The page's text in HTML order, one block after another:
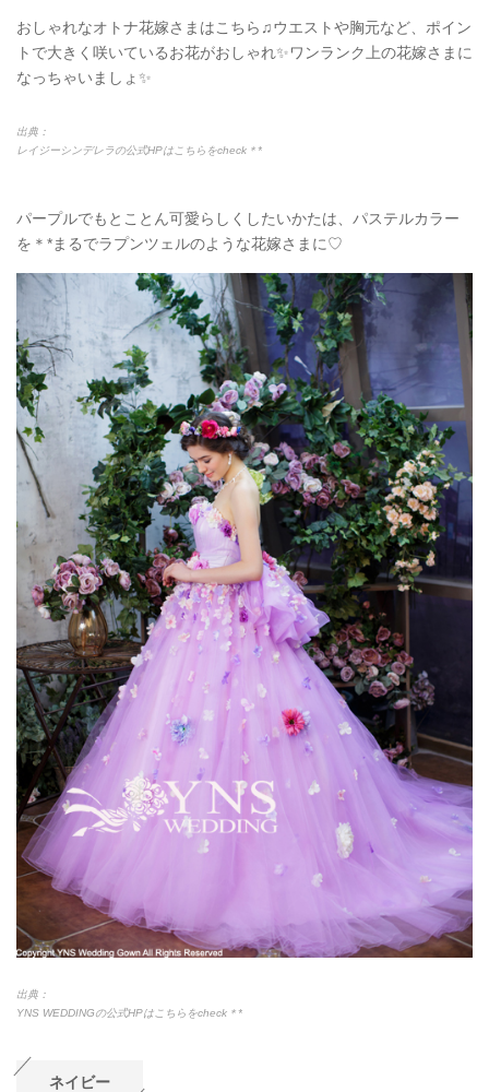
おしゃれなオトナ花嫁さまはこちら♫ウエストや胸元など、ポイン
トで大きく咲いているお花がおしゃれ✨ワンランク上の花嫁さまに
なっちゃいましょ✨
出典：
レイジーシンデレラの公式HPはこちらをcheck＊*
パープルでもとことん可愛らしくしたいかたは、パステルカラー
を＊*まるでラプンツェルのような花嫁さまに♡
出典：
YNS WEDDINGの公式HPはこちらをcheck＊*
ネイビー